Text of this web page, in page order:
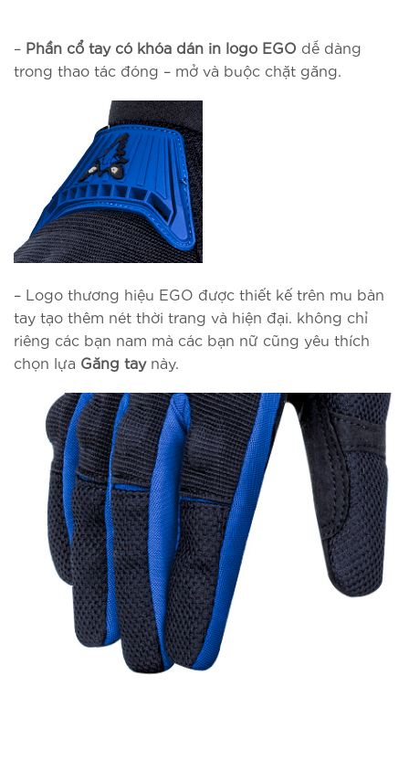
– Phần cổ tay có khóa dán in logo EGO dễ dàng
trong thao tác đóng – mở và buộc chặt găng.
– Logo thương hiệu EGO được thiết kế trên mu bàn
tay tạo thêm nét thời trang và hiện đại. không chỉ
riêng các bạn nam mà các bạn nữ cũng yêu thích
chọn lựa Găng tay này.